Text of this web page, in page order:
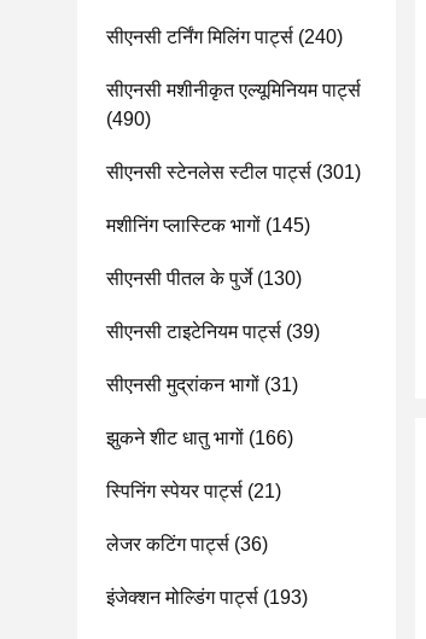
सीएनसी टर्निंग मिलिंग पार्ट्स (240)
सीएनसी मशीनीकृत एल्यूमिनियम पार्ट्स
(490)
सीएनसी स्टेनलेस स्टील पार्ट्स (301)
मशीनिंग प्लास्टिक भागों (145)
सीएनसी पीतल के पुर्जे(130)
सीएनसी टाइटेनियम पार्ट्स (39)
सीएनसी मुद्रांकन भागों (31)
झुकने शीट धातु भागों (166)
स्पिनिंग स्पेयर पार्ट्स (21)
लेजर कटिंग पार्ट्स (36)
इंजेक्शन मोल्डिंग पार्ट्स (193)